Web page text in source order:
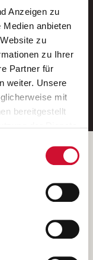
Anzeigen zu
anbieten
zu
zu Ihrer
Partner für
weiter. Unsere
mit
bereitgestellt
so stimmen
zu. Sie können
widerrufen,
und diese
Mail.
AWO
Unterfranken